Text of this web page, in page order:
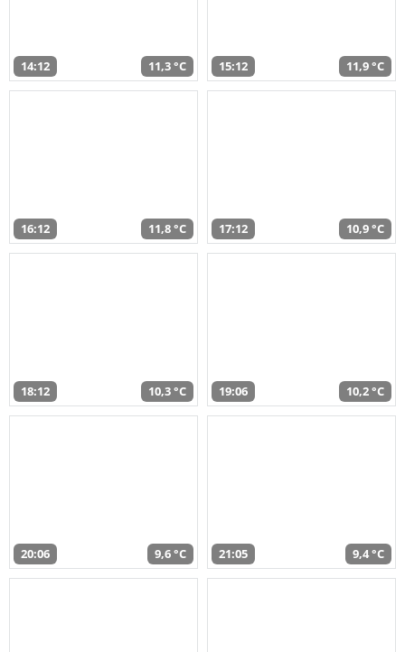
14:12 11,3 °C 15:12 11,9 °C
16:12 11,8 °C 17:12 10,9 °C
18:12 10,3 °C 19:06 10,2 °C
20:06 9,6 °C 21:05 9,4 °C